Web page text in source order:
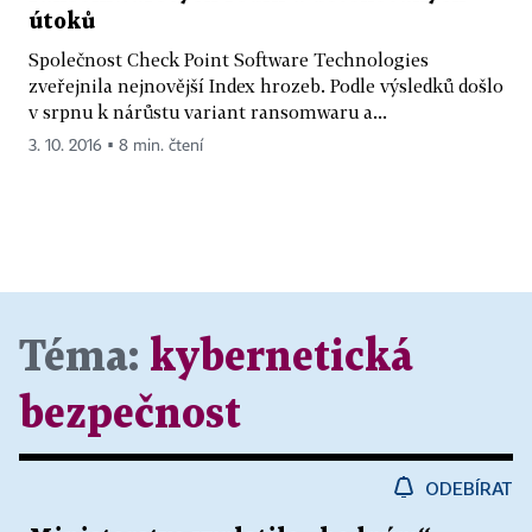
útoků
Společnost Check Point Software Technologies
zveřejnila nejnovější Index hrozeb. Podle výsledků došlo
v srpnu k nárůstu variant ransomwaru a...
3. 10. 2016 ▪ 8 min. čtení
Téma: kybernetická
bezpečnost
ODEBÍRAT